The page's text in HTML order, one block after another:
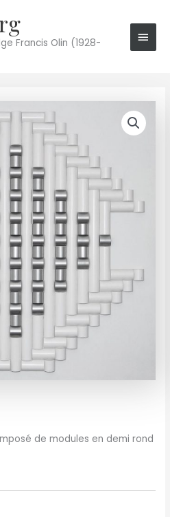
Francis Olin (1928-
de modules en demi rond